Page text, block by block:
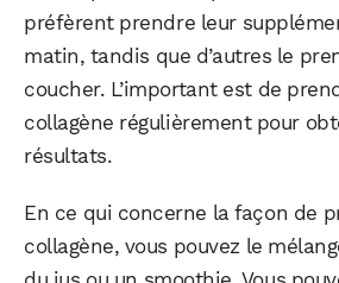
préfèrent prendre leur
matin, tandis que d’autres le
coucher. L’important est de
collagène régulièrement pour
résultats.
En ce qui concerne la façon de
collagène, vous pouvez le